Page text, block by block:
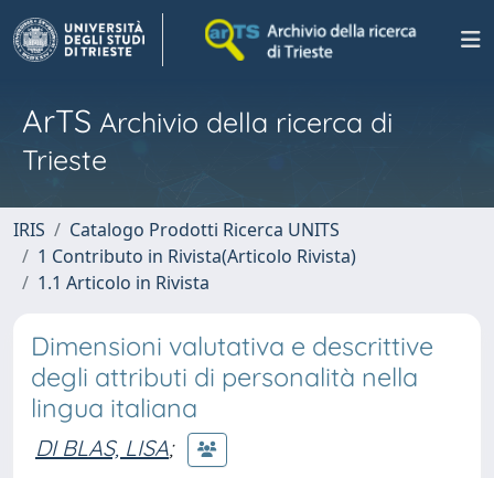
ArTS Archivio della ricerca di
Trieste
IRIS
Catalogo Prodotti Ricerca UNITS
1 Contributo in Rivista(Articolo Rivista)
1.1 Articolo in Rivista
Dimensioni valutativa e descrittive
degli attributi di personalità nella
lingua italiana
DI BLAS, LISA;